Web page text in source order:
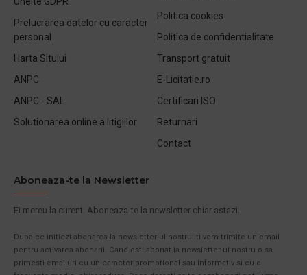
Prelucrarea datelor cu caracter
personal
Harta Sitului
ANPC
ANPC - SAL
Solutionarea online a litigiilor
Politica cookies
Politica de confidentialitate
Transport gratuit
E-Licitatie.ro
Certificari ISO
Returnari
Contact
Aboneaza-te la Newsletter
Fi mereu la curent. Aboneaza-te la newsletter chiar astazi.
Dupa ce initiezi abonarea la newsletter-ul nostru iti vom trimite un email
pentru activarea abonarii. Cand esti abonat la newsletter-ul nostru o sa
primesti emailuri cu un caracter promotional sau informativ si cu o